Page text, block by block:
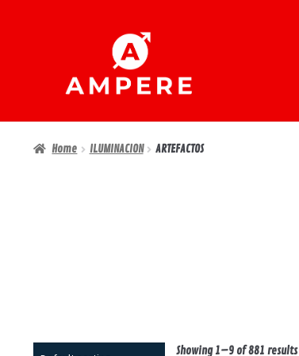
la
contenido
Home ILUMINACION ARTEFACTOS
Showing 1–9 of 881 results